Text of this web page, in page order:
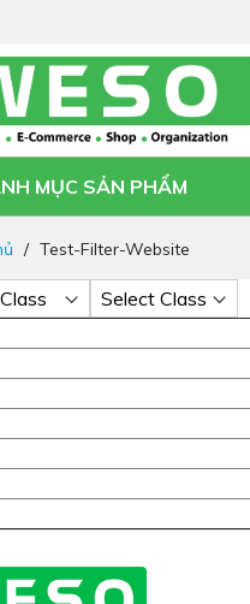
MỤC SẢN PHẨM
Test-Filter-Website